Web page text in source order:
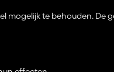
mogelijk te behouden. De